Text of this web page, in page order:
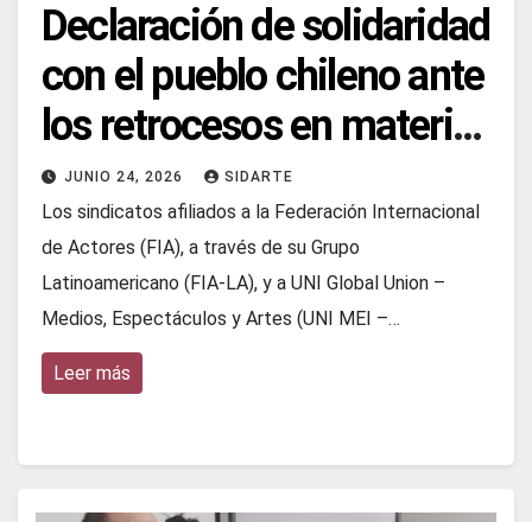
Declaración de solidaridad
con el pueblo chileno ante
los retrocesos en materia
de derechos sociales y
culturales
JUNIO 24, 2026 SIDARTE
Los sindicatos afiliados a la Federación Internacional
de Actores (FIA), a través de su Grupo
Latinoamericano (FIA-LA), y a UNI Global Union –
Medios, Espectáculos y Artes (UNI MEI –…
Leer más